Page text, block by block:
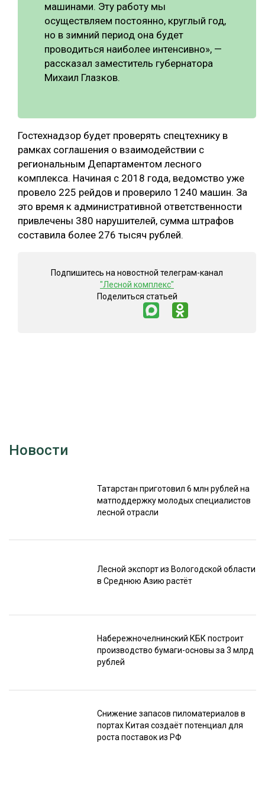
машинами. Эту работу мы
осуществляем постоянно, круглый год,
но в зимний период она будет
проводиться наиболее интенсивно», —
рассказал заместитель губернатора
Михаил Глазков.
Гостехнадзор будет проверять спецтехнику в
рамках соглашения о взаимодействии с
региональным Департаментом лесного
комплекса. Начиная с 2018 года, ведомство уже
провело 225 рейдов и проверило 1240 машин. За
это время к административной ответственности
привлечены 380 нарушителей, сумма штрафов
составила более 276 тысяч рублей.
Подпишитесь на новостной телеграм-канал
"Лесной комплекс"
Поделиться статьей
Новости
Татарстан приготовил 6 млн рублей на
матподдержку молодых специалистов
лесной отрасли
Лесной экспорт из Вологодской области
в Среднюю Азию растёт
Набережночелнинский КБК построит
производство бумаги-основы за 3 млрд
рублей
Снижение запасов пиломатериалов в
портах Китая создаёт потенциал для
роста поставок из РФ